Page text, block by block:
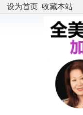
设为首页 收藏本站